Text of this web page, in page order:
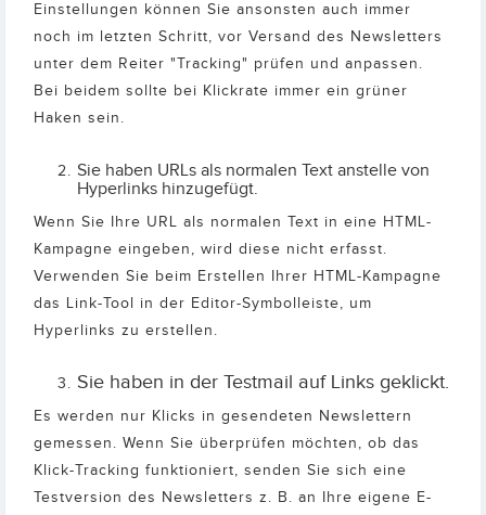
Einstellungen können Sie ansonsten auch immer
noch im letzten Schritt, vor Versand des Newsletters
unter dem Reiter "Tracking" prüfen und anpassen.
Bei beidem sollte bei Klickrate immer ein grüner
Haken sein.
Sie haben URLs als normalen Text anstelle von
Hyperlinks hinzugefügt.
Wenn Sie Ihre URL als normalen Text in eine HTML-
Kampagne eingeben, wird diese nicht erfasst.
Verwenden Sie beim Erstellen Ihrer HTML-Kampagne
das Link-Tool in der Editor-Symbolleiste, um
Hyperlinks zu erstellen.
Sie haben in der Testmail auf Links geklickt.
Es werden nur Klicks in gesendeten Newslettern
gemessen. Wenn Sie überprüfen möchten, ob das
Klick-Tracking funktioniert, senden Sie sich eine
Testversion des Newsletters z. B. an Ihre eigene E-